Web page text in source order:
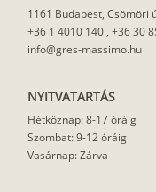
1161 Budapest, Csömöri
+36 1 4010 140 , +36 30
info@gres-massimo.hu
NYITVATARTÁS
Hétköznap: 8-17 óráig
Szombat: 9-12 óráig
Vasárnap: Zárva